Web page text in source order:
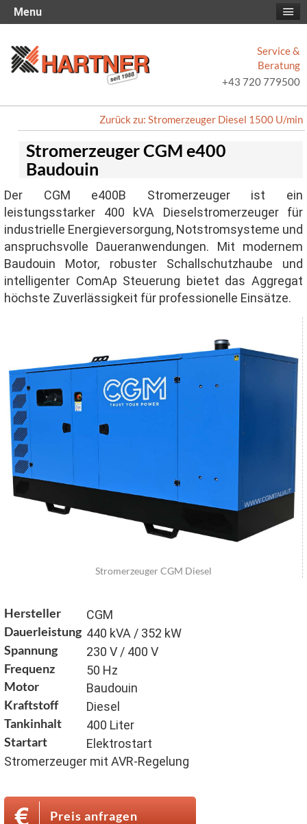
Service &
Beratung
+43 720 779500
Zurück zu: Stromerzeuger Diesel 1500 U/min
Stromerzeuger CGM e400
Baudouin
Der CGM e400B Stromerzeuger ist ein
leistungsstarker 400 kVA Dieselstromerzeuger für
industrielle Energieversorgung, Notstromsysteme und
anspruchsvolle Daueranwendungen. Mit modernem
Baudouin Motor, robuster Schallschutzhaube und
intelligenter ComAp Steuerung bietet das Aggregat
höchste Zuverlässigkeit für professionelle Einsätze.
Stromerzeuger CGM Diesel
Hersteller CGM
Dauerleistung 440 kVA / 352 kW
Spannung 230 V / 400 V
Frequenz 50 Hz
Motor Baudouin
Kraftstoff Diesel
Tankinhalt 400 Liter
Startart
Elektrostart
Stromerzeuger mit AVR-Regelung
Preis anfragen
Menu